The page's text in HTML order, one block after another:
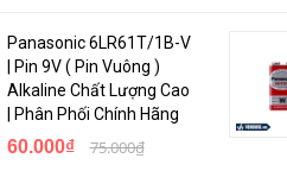
Panasonic 6LR61T/1B-V
| Pin 9V ( Pin Vuông )
Alkaline Chất Lượng Cao
| Phân Phối Chính Hãng
60.000₫ 75.000₫